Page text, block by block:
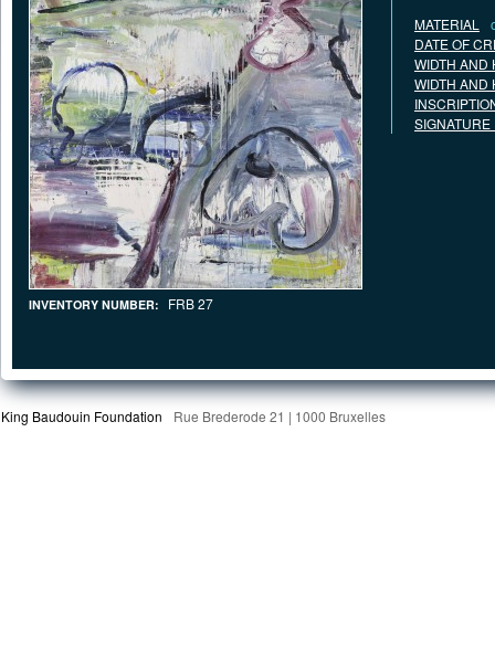
INVENTORY NUMBER: FRB 27
MATERIAL
DATE OF
WIDTH AND
WIDTH AND
King Baudouin Foundation Rue Brederode 21 | 1000 Bruxelles